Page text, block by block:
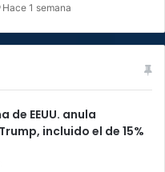
Hace 1 semana
de EEUU. anula
incluido el de 15%